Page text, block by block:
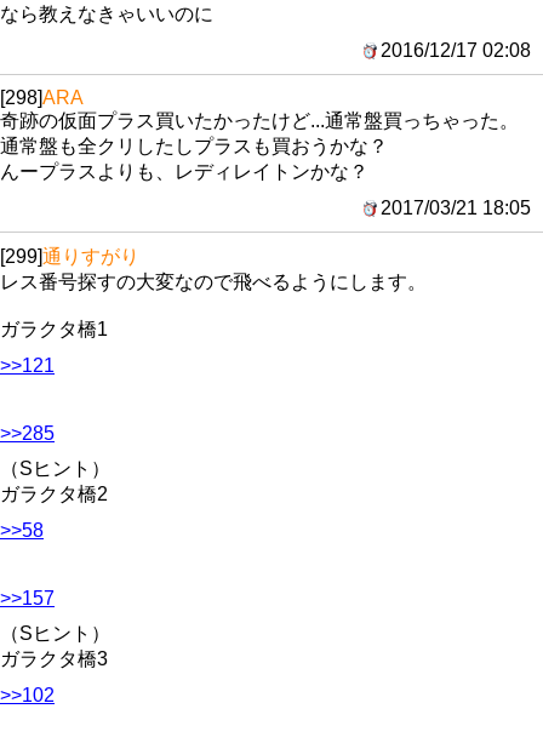
なら教えなきゃいいのに
2016/12/17 02:08
[298]ARA
奇跡の仮面プラス買いたかったけど...通常盤買っちゃった。
通常盤も全クリしたしプラスも買おうかな？
んープラスよりも、レディレイトンかな？
2017/03/21 18:05
[299]通りすがり
レス番号探すの大変なので飛べるようにします。
ガラクタ橋1
>>121
>>285
（Sヒント）
ガラクタ橋2
>>58
>>157
（Sヒント）
ガラクタ橋3
>>102